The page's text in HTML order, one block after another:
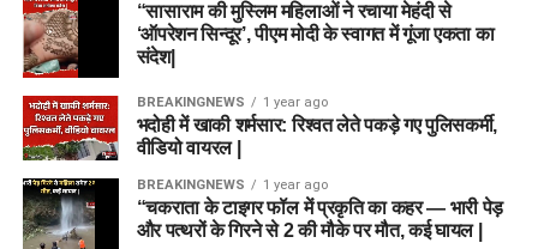
“सासाराम की मुस्लिम महिलाओं ने रचाया मेहंदी से
‘ऑपरेशन सिन्दूर’, पीएम मोदी के स्वागत में गूंजा एकता का
संदेश|
BREAKINGNEWS 1 year ago
भदोही में खाकी शर्मसार: रिश्वत लेते पकड़े गए पुलिसकर्मी,
वीडियो वायरल |
BREAKINGNEWS 1 year ago
“चकराता के टाइगर फॉल में प्रकृति का कहर — भारी पेड़
और पत्थरों के गिरने से 2 की मौके पर मौत, कई घायल |